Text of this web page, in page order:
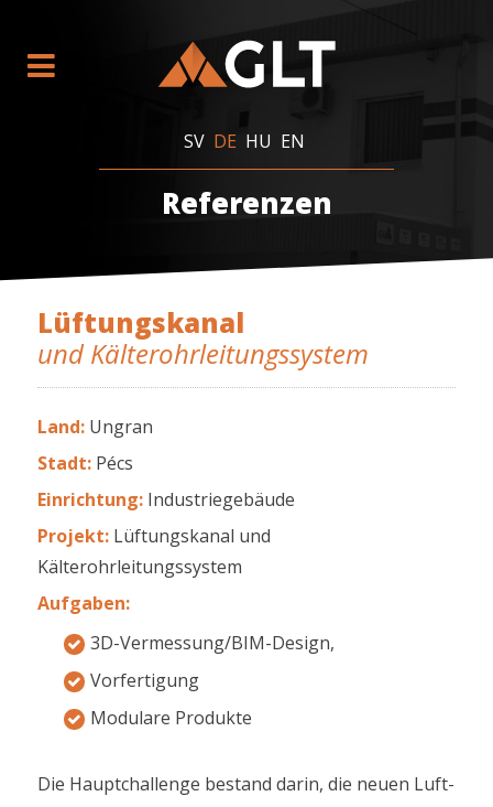
SV DE HU EN
Referenzen
Lüftungskanal
und Kälterohrleitungssystem
Land: Ungran
Stadt: Pécs
Einrichtung: Industriegebäude
Projekt: Lüftungskanal und
Kälterohrleitungssystem
Aufgaben:
3D-Vermessung/BIM-Design,
Vorfertigung
Modulare Produkte
Die Hauptchallenge bestand darin, die neuen Luft-